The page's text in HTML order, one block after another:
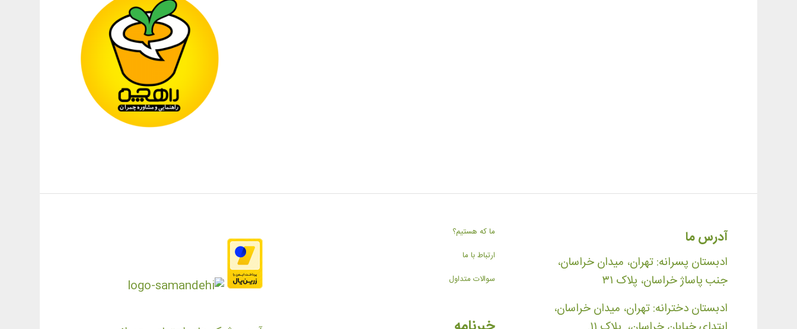
آدرس ما
ادبستان پسرانه: تهران، میدان خراسان،
جنب پاساژ خراسان، پلاک ۳۱
ادبستان دخترانه: تهران، میدان خراسان،
ما که هستیم؟
ارتباط با ما
سوالات متداول